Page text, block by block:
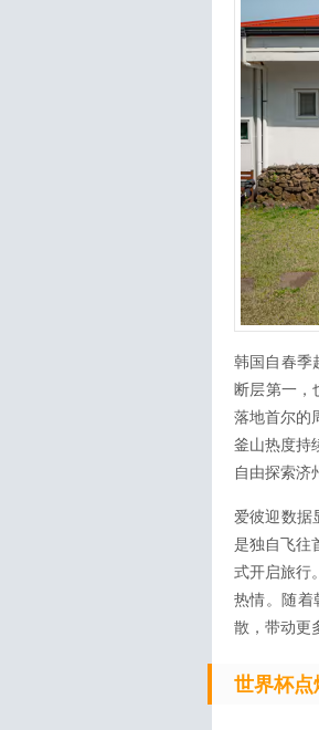
韩国自春季
断层第一，
落地首尔的
釜山热度持
自由探索济
爱彼迎数据
是独自飞往
式开启旅行
热情。随着
散，带动更
世界杯点